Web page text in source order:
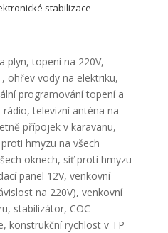
stabilizace
plyn, topení na 220V,
ohřev vody na elektriku,
programování topení a
televizní anténa na
přípojek v karavanu,
hmyzu na všech
oknech, síť proti hmyzu
panel 12V, venkovní
na 220V), venkovní
stabilizátor, COC
konstrukční rychlost v TP